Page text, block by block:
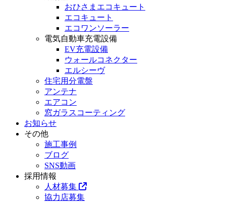
おひさまエコキュート
エコキュート
エコワンソーラー
電気自動車充電設備
EV充電設備
ウォールコネクター
エルシーヴ
住宅用分電盤
アンテナ
エアコン
窓ガラスコーティング
お知らせ
その他
施工事例
ブログ
SNS動画
採用情報
人材募集
協力店募集